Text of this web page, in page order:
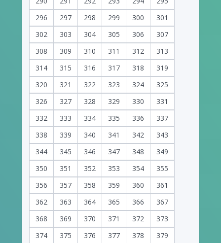
296
297 298 299 300
301
302
303 304 305 306
307
308
309 310 311 312
313
314
315 316 317 318
319
320
321 322 323 324
325
326
327 328 329 330
331
332
333 334 335 336
337
338
339 340 341 342
343
344
345 346 347 348
349
350
351 352 353 354
355
356
357 358 359 360
361
362
363 364 365 366
367
368
369 370 371 372
373
374
375 376 377 378 379